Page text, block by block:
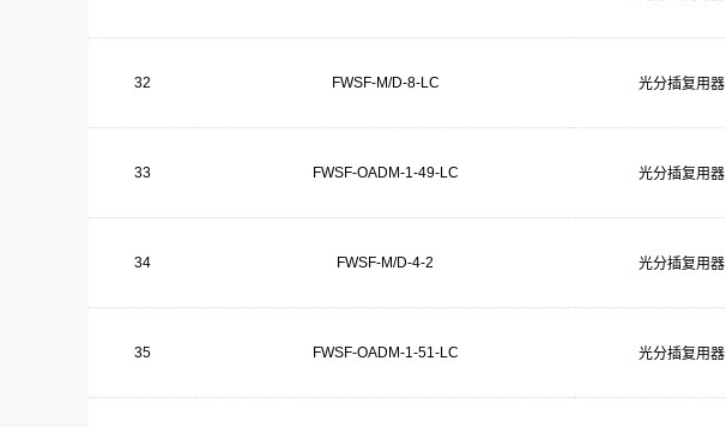
32 FWSF-M/D-8-LC 光分插复用器
33 FWSF-OADM-1-49-LC 光分插复用器
34 FWSF-M/D-4-2 光分插复用器
35 FWSF-OADM-1-51-LC 光分插复用器